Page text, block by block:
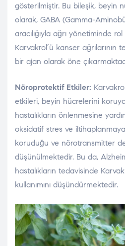
gösterilmiştir. Bu bileşik, beyin
olarak, GABA (Gamma-
aracılığıyla ağrı yönetiminde
Karvakrol’ü kanser ağrılarının
bir ajan olarak öne
Nöroprotektif Etkiler:
etkileri, beyin hücrelerini
hastalıkların önlenmesine
oksidatif stres ve
koruduğu ve nörotransmitter
düşünülmektedir. Bu da,
hastalıkların tedavisinde
kullanımını düşündürmektedir.